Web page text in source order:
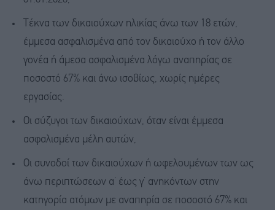
Τέκνα των δικαιούχων ηλικίας άνω των 18 ετών,
έμμεσα ασφαλισμένα από τον δικαιούχο ή τον άλλο
γονέα ή άμεσα ασφαλισμένα λόγω αναπηρίας σε
ποσοστό 67% και άνω ισοβίως, χωρίς ημέρες
εργασίας.
Οι σύζυγοι των δικαιούχων, όταν είναι έμμεσα
ασφαλισμένα μέλη αυτών,
Οι συνοδοί των δικαιούχων ή ωφελουμένων των ως
άνω περιπτώσεων α’ έως γ’ ανηκόντων στην
κατηγορία ατόμων με αναπηρία σε ποσοστό 67% και